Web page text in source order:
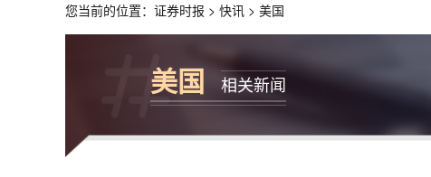
您当前的位置： 证券时报 > 快讯 > 美国
美国 相关新闻